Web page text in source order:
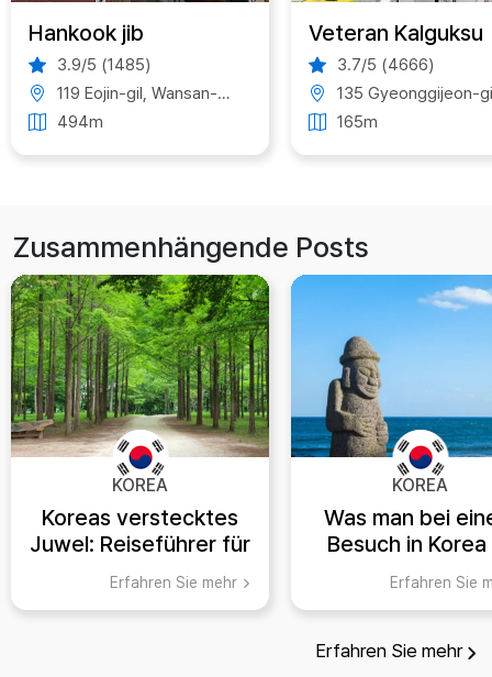
Hankook jib
3.9/5 (1485)
119 Eojin-gil, Wansan-gu, Jeonju, Jeonbuk State, South Korea
494m
Veteran Kalguksu
3.7/5 (4666)
135 Gyeonggijeon-gil, Wansan-gu, Jeonju, Jeonbuk State, South
165m
Zusammenhängende Posts
KOREA
Koreas verstecktes
Juwel: Reiseführer für
Chuncheon
Erfahren Sie mehr
KOREA
Was man bei
Besuch in Korea
Sommer
sollte
Erfahren Sie
Erfahren Sie mehr